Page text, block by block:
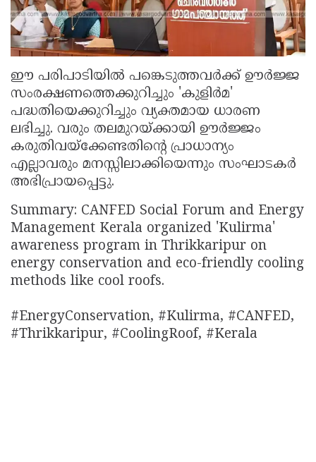
ഈ പരിപാടിയിൽ പങ്കെടുത്തവർക്ക് ഊർജ്ജ
സംരക്ഷണത്തെക്കുറിച്ചും 'കുളിർമ'
പദ്ധതിയെക്കുറിച്ചും വ്യക്തമായ ധാരണ
ലഭിച്ചു. വരും തലമുറയ്ക്കായി ഊർജ്ജം
കരുതിവയ്ക്കേണ്ടതിൻ്റെ പ്രാധാന്യം
എല്ലാവരും മനസ്സിലാക്കിയെന്നും സംഘാടകർ
അഭിപ്രായപ്പെട്ടു.
Summary: CANFED Social Forum and Energy
Management Kerala organized 'Kulirma'
awareness program in Thrikkaripur on
energy conservation and eco-friendly cooling
methods like cool roofs.
#EnergyConservation, #Kulirma, #CANFED,
#Thrikkaripur, #CoolingRoof, #Kerala